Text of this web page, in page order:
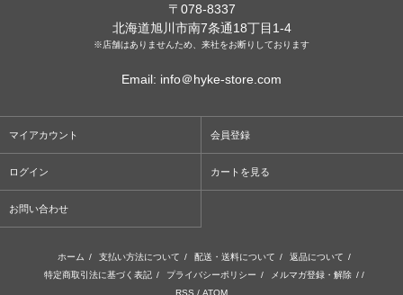
〒078-8337
北海道旭川市南7条通18丁目1-4
※店舗はありませんため、来社をお断りしております
Email: info＠hyke-store.com
マイアカウント 会員登録
ログイン カートを見る
お問い合わせ
ホーム / 支払い方法について / 配送・送料について / 返品について /
特定商取引法に基づく表記 / プライバシーポリシー / メルマガ登録・解除 / /
RSS / ATOM